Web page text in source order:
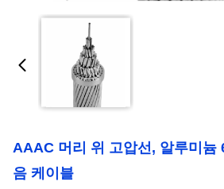
AAAC 머리 위 고압선, 알루미늄
음 케이블